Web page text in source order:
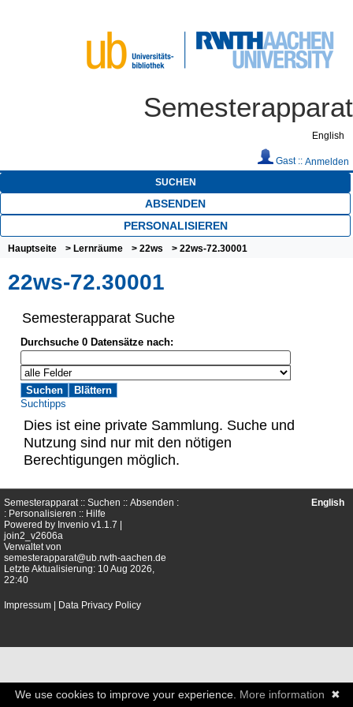
Semesterapparat
English
Gast :: Anmelden
SUCHEN
ABSENDEN
PERSONALISIEREN
Hauptseite > Lernräume > 22ws > 22ws-72.30001
22ws-72.30001
Semesterapparat Suche
Durchsuche 0 Datensätze nach:
Suchtipps
Dies ist eine private Sammlung. Suche und
Nutzung sind nur mit den nötigen
Berechtigungen möglich.
Semesterapparat :: Suchen :: Absenden :
: Personalisieren :: Hilfe
Powered by Invenio v1.1.7 |
join2_v2606a
Verwaltet von
semesterapparat@ub.rwth-aachen.de
Letzte Aktualisierung: 10 Aug 2026,
22:40
Impressum Data Privacy Policy
English
✖
We use cookies to improve your experience. More information